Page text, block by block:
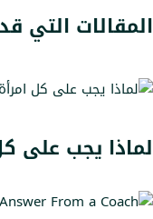
المقالات التي
لماذا يجب على